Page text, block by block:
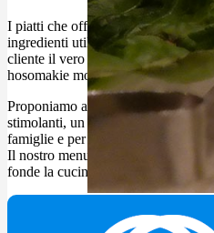
I piatti che offriamo sono di
ingredienti utilizzati vengono
cliente il vero sapore della cucina
hosomakie molte altre specialità
Proponiamo anche nuove portate
stimolanti, un attento menù
famiglie e per i bambini.
Il nostro menu è progettato per
fonde la cucina moderna con le